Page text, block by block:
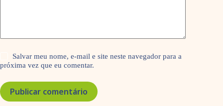
Salvar meu nome, e-mail e site neste navegador para a
próxima vez que eu comentar.
Publicar comentário